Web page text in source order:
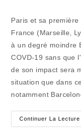
Paris et sa
France (Marseille,
à un degré moindre
COVD-19 sans que
de son impact sera
situation que dans
notamment
Continuer La Lecture